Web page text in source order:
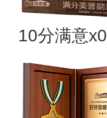
10分满意x0